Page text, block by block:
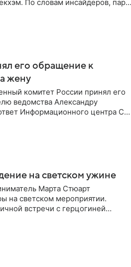
По словам инсайдеров, пара
его обращение к
жену
комитет России принял его
ведомства Александру
Информационного центра СК
на светском ужине
Марта Стюарт
на светском мероприятии.
встречи с герцогиней